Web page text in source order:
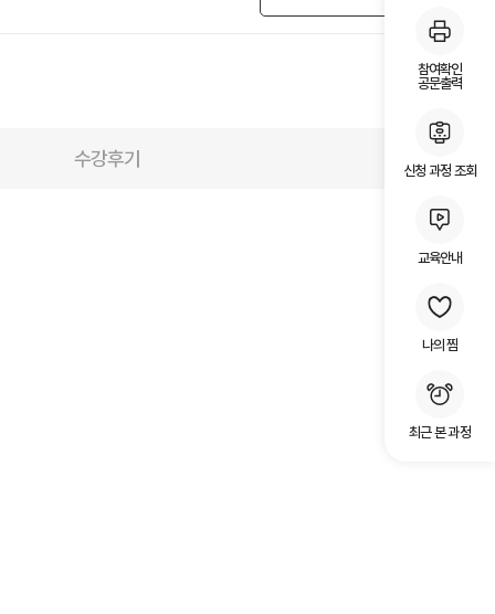
참여확인
공문출력
신청 과정 조회
교육안내
나의 찜
최근 본 과정
수강후기